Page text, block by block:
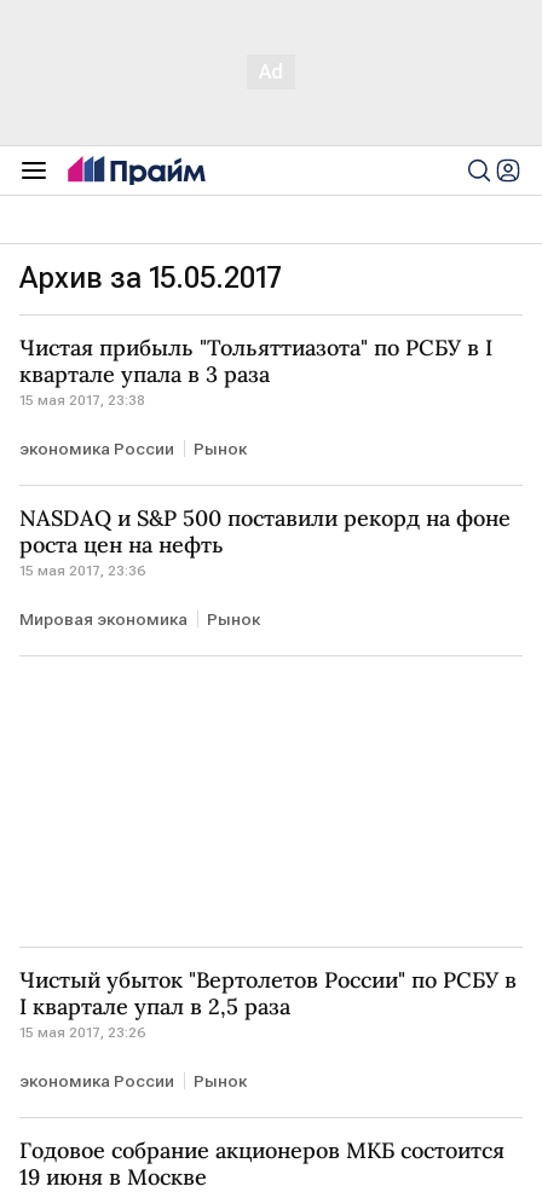
Архив за 15.05.2017
Чистая прибыль "Тольяттиазота" по РСБУ в I
квартале упала в 3 раза
15 мая 2017, 23:38
экономика России Рынок
NASDAQ и S&P 500 поставили рекорд на фоне
роста цен на нефть
15 мая 2017, 23:36
Мировая экономика Рынок
Чистый убыток "Вертолетов России" по РСБУ в
I квартале упал в 2,5 раза
15 мая 2017, 23:26
экономика России Рынок
Годовое собрание акционеров МКБ состоится
19 июня в Москве